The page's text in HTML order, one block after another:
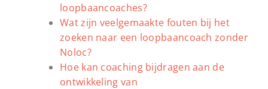
loopbaancoaches?
Wat zijn veelgemaakte fouten bij het
zoeken naar een loopbaancoach zonder
Noloc?
Hoe kan coaching bijdragen aan de
ontwikkeling van